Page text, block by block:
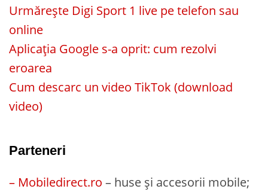
Urmărește Digi Sport 1 live pe telefon sau
online
Aplicația Google s-a oprit: cum rezolvi
eroarea
Cum descarc un video TikTok (download
video)
Parteneri
– Mobiledirect.ro – huse și accesorii mobile;